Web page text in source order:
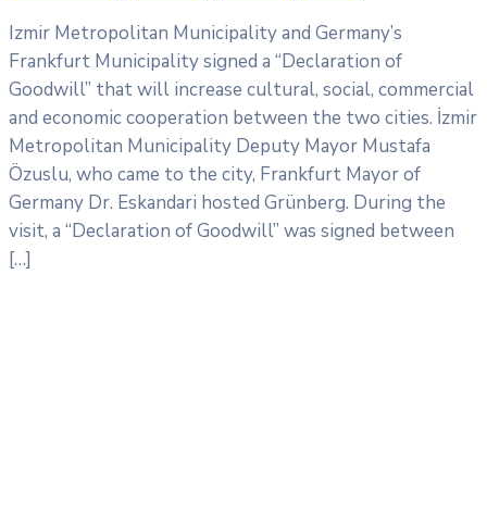
Izmir Metropolitan Municipality and Germany’s
Frankfurt Municipality signed a “Declaration of
Goodwill” that will increase cultural, social, commercial
and economic cooperation between the two cities. İzmir
Metropolitan Municipality Deputy Mayor Mustafa
Özuslu, who came to the city, Frankfurt Mayor of
Germany Dr. Eskandari hosted Grünberg. During the
visit, a “Declaration of Goodwill” was signed between
[…]